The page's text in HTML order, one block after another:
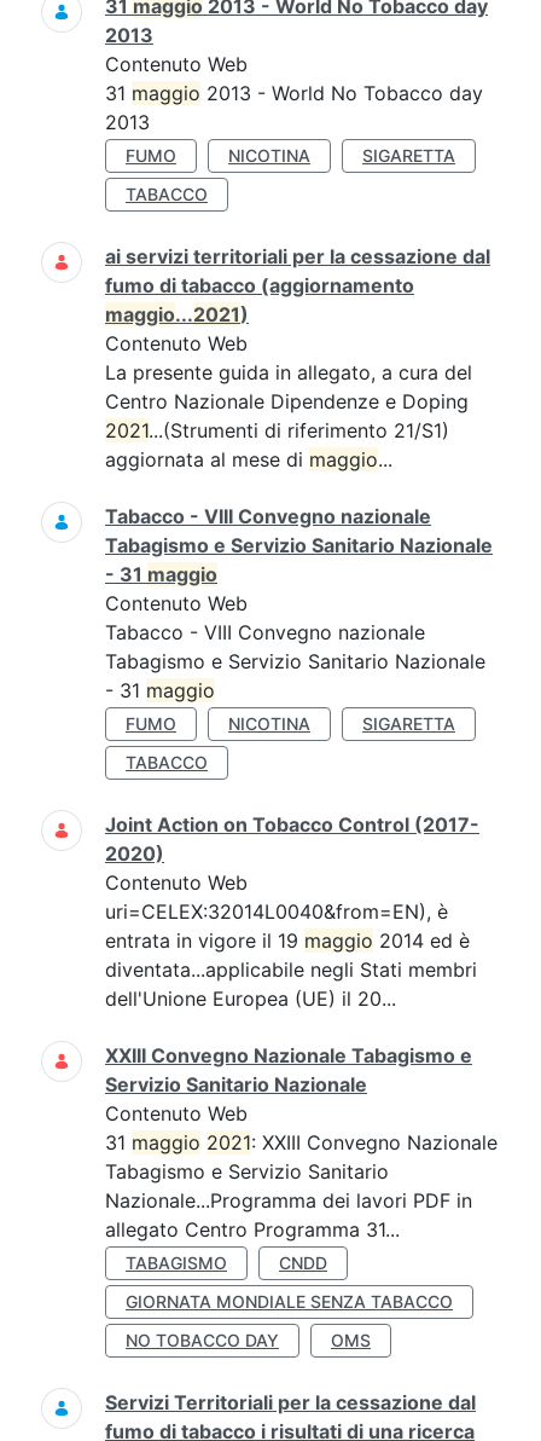
31 maggio 2013 - World No Tobacco day
2013
Contenuto Web
31 maggio 2013 - World No Tobacco day
2013
FUMO NICOTINA
SIGARETTA
TABACCO
ai servizi territoriali per la cessazione dal
fumo di tabacco (aggiornamento
maggio...2021)
Contenuto Web
La presente guida in allegato, a cura del
Centro Nazionale Dipendenze e Doping
2021...(Strumenti di riferimento 21/S1)
aggiornata al mese di maggio...
Tabacco - VIII Convegno nazionale
Tabagismo e Servizio Sanitario Nazionale
- 31 maggio
Contenuto Web
Tabacco - VIII Convegno nazionale
Tabagismo e Servizio Sanitario Nazionale
- 31 maggio
FUMO NICOTINA
SIGARETTA
TABACCO
Joint Action on Tobacco Control (2017-
2020)
Contenuto Web
uri=CELEX:32014L0040&from=EN), è
entrata in vigore il 19 maggio 2014 ed è
diventata...applicabile negli Stati membri
dell'Unione Europea (UE) il 20...
XXIII Convegno Nazionale Tabagismo e
Servizio Sanitario Nazionale
Contenuto Web
31 maggio 2021: XXIII Convegno Nazionale
Tabagismo e Servizio Sanitario
Nazionale...Programma dei lavori PDF in
allegato Centro Programma 31...
TABAGISMO
CNDD
GIORNATA MONDIALE SENZA TABACCO
NO TOBACCO DAY
OMS
Servizi Territoriali per la cessazione dal
fumo di tabacco i risultati di una ricerca